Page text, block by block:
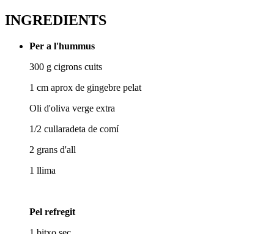
INGREDIENTS
Per a l'hummus
300 g cigrons cuits
1 cm aprox de gingebre pelat
Oli d'oliva verge extra
1/2 cullaradeta de comí
2 grans d'all
1 llima
Pel refregit